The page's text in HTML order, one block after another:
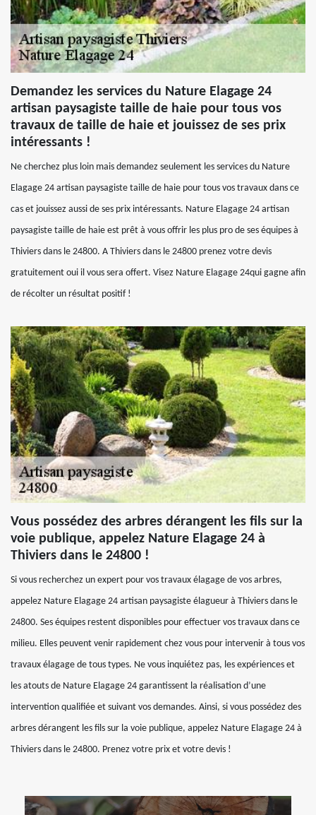
Demandez les services du Nature Elagage 24
artisan paysagiste taille de haie pour tous vos
travaux de taille de haie et jouissez de ses prix
intéressants !
Ne cherchez plus loin mais demandez seulement les services du Nature
Elagage 24 artisan paysagiste taille de haie pour tous vos travaux dans ce
cas et jouissez aussi de ses prix intéressants. Nature Elagage 24 artisan
paysagiste taille de haie est prêt à vous offrir les plus pro de ses équipes à
Thiviers dans le 24800. A Thiviers dans le 24800 prenez votre devis
gratuitement oui il vous sera offert. Visez Nature Elagage 24qui gagne afin
de récolter un résultat positif !
Vous possédez des arbres dérangent les fils sur la
voie publique, appelez Nature Elagage 24 à
Thiviers dans le 24800 !
Si vous recherchez un expert pour vos travaux élagage de vos arbres,
appelez Nature Elagage 24 artisan paysagiste élagueur à Thiviers dans le
24800. Ses équipes restent disponibles pour effectuer vos travaux dans ce
milieu. Elles peuvent venir rapidement chez vous pour intervenir à tous vos
travaux élagage de tous types. Ne vous inquiétez pas, les expériences et
les atouts de Nature Elagage 24 garantissent la réalisation d’une
intervention qualifiée et suivant vos demandes. Ainsi, si vous possédez des
arbres dérangent les fils sur la voie publique, appelez Nature Elagage 24 à
Thiviers dans le 24800. Prenez votre prix et votre devis !